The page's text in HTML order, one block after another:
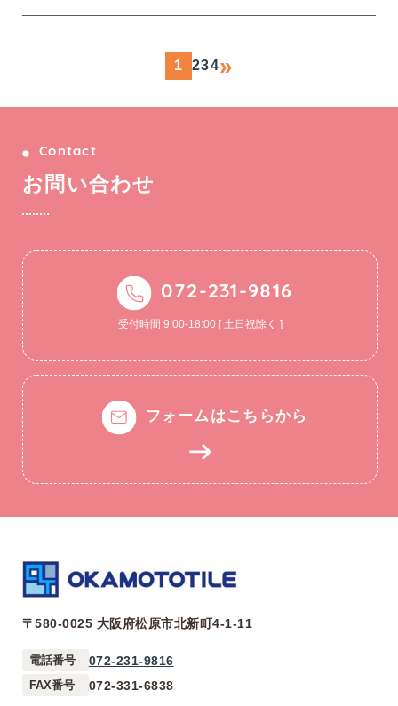
1 234»
Contact
お 問 い合わせ
072-231-9816
受付時間 9:00-18:00 [ 土日祝除く ]
フォームはこちらから
〒580-0025 大阪府松原市北新町4-1-11
電話番号 072-231-9816
FAX番号 072-331-6838